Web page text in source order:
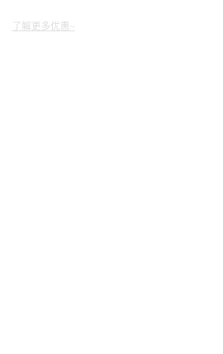
了解更多优惠~